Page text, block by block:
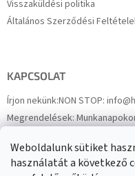
Weboldalunk sütiket
használatát a következő
Visszaküldési politika
Általános Szerződési
KAPCSOLAT
Írjon nekünk:NON STOP:
Megrendelések:
FacebookHeavenShop.sk